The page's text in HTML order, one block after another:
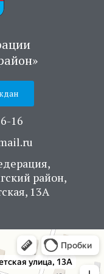
16
район,
13А